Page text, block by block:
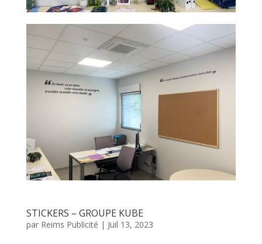
STICKERS – GROUPE KUBE
par Reims Publicité | Juil 13, 2023